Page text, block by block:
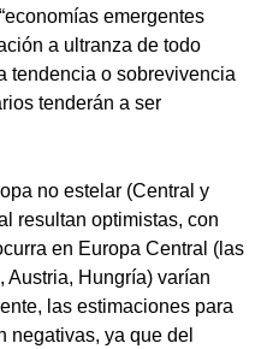
emergentes
a ultranza de todo
tendencia o sobrevivencia
tenderán a ser
no estelar (Central y
resultan optimistas, con
en Europa Central (las
Austria, Hungría) varían
las estimaciones para
negativas, ya que del